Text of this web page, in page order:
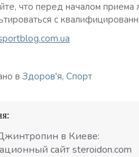
что перед началом
с
в Здоров'я, Спорт
в Киеве:
сайт steroidon.com